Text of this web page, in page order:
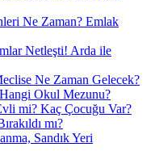
Ne Zaman? Emlak
Netleşti! Arda ile
Ne Zaman Gelecek?
Okul Mezunu?
mi? Kaç Çocuğu Var?
mı?
Sandık Yeri